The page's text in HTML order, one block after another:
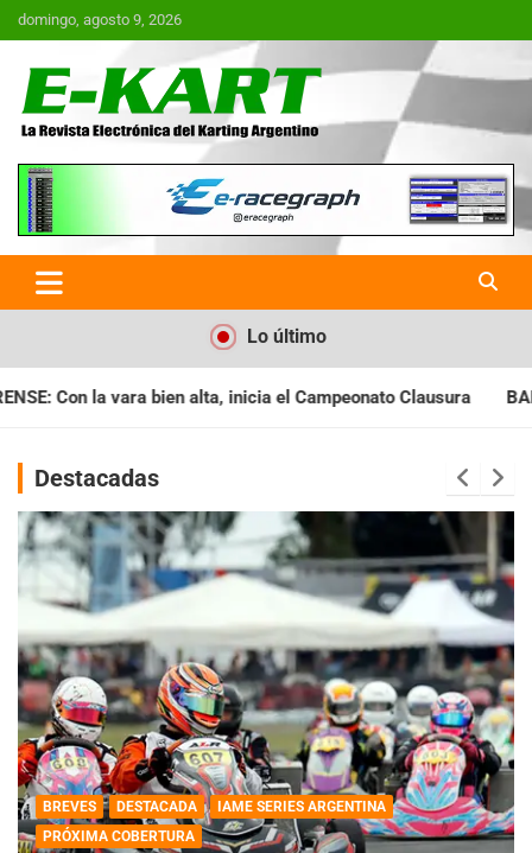
Saltar
al
domingo, agosto 9, 2026
E-Kart.com.ar | La Revista
Electrónica del Karting en
Argentina
Lo último
el Campeonato Clausura BARILOCHENSE: Preparan una
Destacadas
BREVES DESTACADA
IAME SERIES ARGENTINA
PRÓXIMA COBERTURA